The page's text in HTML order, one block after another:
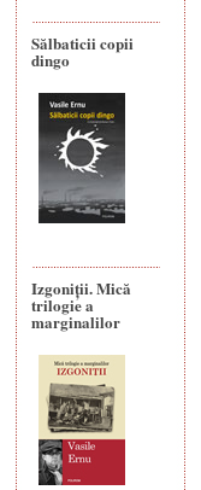
Sălbaticii copii
dingo
Izgoniții. Mică
trilogie a
marginalilor